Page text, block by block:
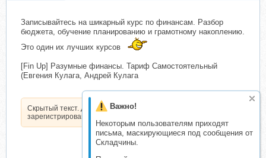
Важно!
Некоторым пользователям приходят
письма, маскирующиеся под сообщения от
Складчины.
Записывайтесь на шикарный курс по финансам. Разбор
бюджета, обучение планированию и грамотному накоплению.
Это один их лучших курсов
[Fin Up] Разумные финансы. Тариф Самостоятельный
(Евгения Кулага, Андрей Кулага
Скрытый текст. Доступен только
зарегистрированным пользователям.